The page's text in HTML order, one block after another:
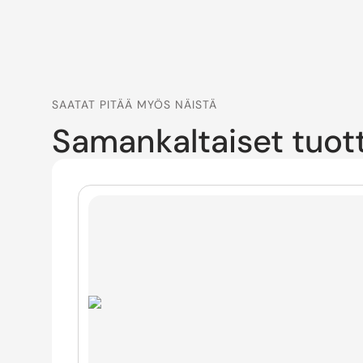
SAATAT PITÄÄ MYÖS NÄISTÄ
Samankaltaiset